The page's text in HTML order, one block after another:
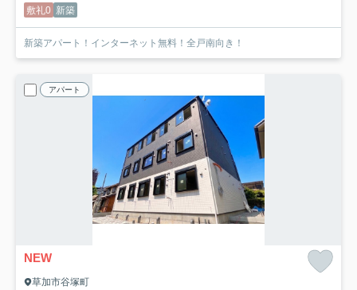
敷礼0 新築
新築アパート！インターネット無料！全戸南向き！
アパート
NEW
草加市谷塚町